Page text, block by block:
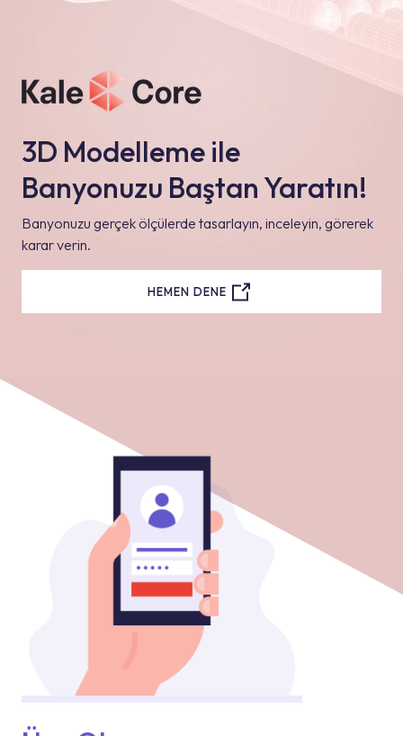
3D Modelleme ile
Banyonuzu Baştan Yaratın!
Banyonuzu gerçek ölçülerde tasarlayın, inceleyin, görerek
karar verin.
HEMEN DENE